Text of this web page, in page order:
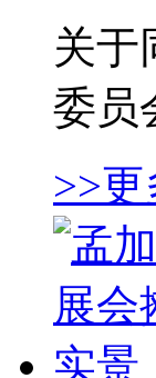
关于
委员
>>更